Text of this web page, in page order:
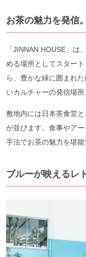
お茶の魅力を発信
「JINNAN HOUSE」は
める場所としてスター
ら、豊かな緑に囲まれ
いカルチャーの発信場所
敷地内には日本茶食堂
が並びます。食事やア
手法でお茶の魅力を堪能
ブルーが映えるレ